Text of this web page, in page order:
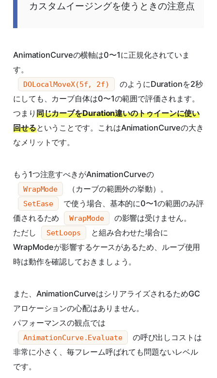
カスタムイージングを使うときの注意点
AnimationCurveの横軸は0〜1に正規化されていま
す。
DOLocalMoveX(5f, 2f)
のようにDurationを2秒
にしても、カーブ自体は0〜1の範囲で評価されます。
つまり 同じカーブをDuration違いのトゥイーンに使い
回せるということです。これはAnimationCurveの大き
なメリットです。
もう1つ注意すべきがAnimationCurveの
WrapMode （カーブの範囲外の挙動）。
SetEase
で使う場合、基本的に0〜1の範囲のみ評
価されるため
WrapMode
の影響は受けません。
ただし
SetLoops
と組み合わせた場合に
WrapModeが影響するケースがあるため、ループ使用
時は動作を確認しておきましょう。
また、AnimationCurveはシリアライズされるためGC
アロケーションの心配はありません。
パフォーマンスの観点では
AnimationCurve.Evaluate
の呼び出しコストは
非常に小さく、毎フレーム呼ばれても問題ないレベル
です。